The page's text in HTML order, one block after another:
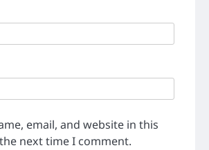
email, and website in this
next time I comment.